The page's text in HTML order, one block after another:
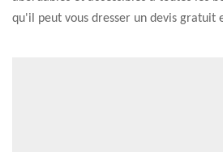
qu'il peut vous dresser un devis gratuit